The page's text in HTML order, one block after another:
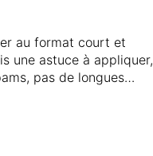
au format court et
une astuce à appliquer,
pas de longues